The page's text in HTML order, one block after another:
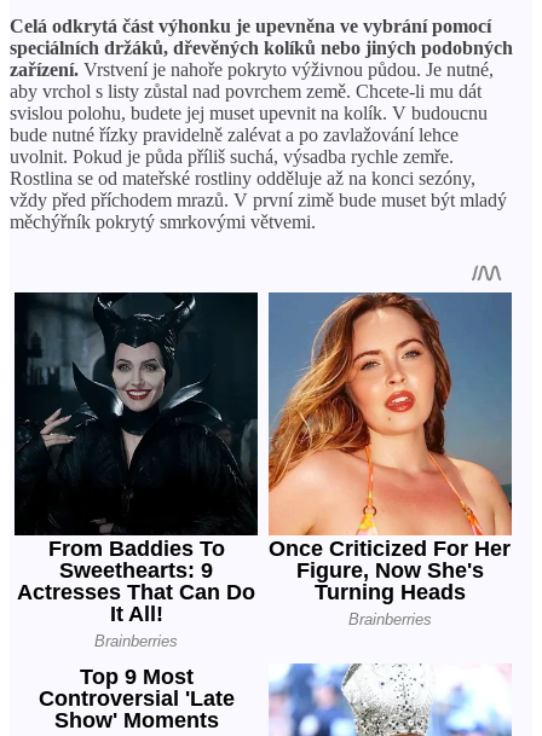
Celá odkrytá část výhonku je upevněna ve vybrání pomocí
speciálních držáků, dřevěných kolíků nebo jiných podobných
zařízení. Vrstvení je nahoře pokryto výživnou půdou. Je nutné,
aby vrchol s listy zůstal nad povrchem země. Chcete-li mu dát
svislou polohu, budete jej muset upevnit na kolík. V budoucnu
bude nutné řízky pravidelně zalévat a po zavlažování lehce
uvolnit. Pokud je půda příliš suchá, výsadba rychle zemře.
Rostlina se od mateřské rostliny odděluje až na konci sezóny,
vždy před příchodem mrazů. V první zimě bude muset být mladý
měchýřník pokrytý smrkovými větvemi.